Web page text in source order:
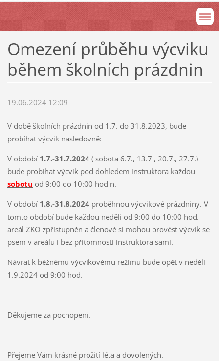
Omezení průběhu výcviku
během školních prázdnin
19.06.2024 12:09
V době školních prázdnin od 1.7. do 31.8.2023, bude
probíhat výcvik nasledovně:
V období 1.7.-31.7.2024( sobota 6.7., 13.7., 20.7., 27.7.)
bude probíhat výcvik pod dohledem instruktora každou
sobotu od 9:00 do 10:00 hodin.
V období 1.8.-31.8.2024proběhnou výcvikové prázdniny. V
tomto období bude každou neděli od 9:00 do 10:00 hod.
areál ZKO zpřístupněn a členové si mohou provést výcvik se
psem v areálu i bez přítomnosti instruktora sami.
Návrat k běžnému výcvikovému režimu bude opět v neděli
1.9.2024 od 9:00 hod.
Děkujeme za pochopení.
Přejeme Vám krásné prožití léta a dovolených.